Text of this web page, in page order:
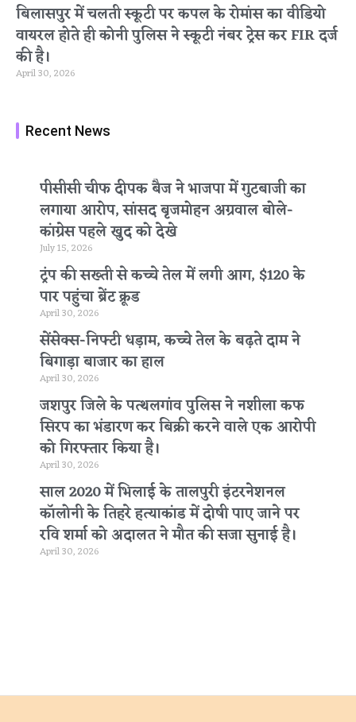
बिलासपुर में चलती स्कूटी पर कपल के रोमांस का वीडियो
वायरल होते ही कोनी पुलिस ने स्कूटी नंबर ट्रेस कर FIR दर्ज
की है।
April 30, 2026
Recent News
पीसीसी चीफ दीपक बैज ने भाजपा में गुटबाजी का
लगाया आरोप, सांसद बृजमोहन अग्रवाल बोले-
कांग्रेस पहले खुद को देखे
July 15, 2026
ट्रंप की सख्ती से कच्चे तेल में लगी आग, $120 के
पार पहुंचा ब्रेंट क्रूड
April 30, 2026
सेंसेक्स-निफ्टी धड़ाम, कच्चे तेल के बढ़ते दाम ने
बिगाड़ा बाजार का हाल
April 30, 2026
जशपुर जिले के पत्थलगांव पुलिस ने नशीला कफ
सिरप का भंडारण कर बिक्री करने वाले एक आरोपी
को गिरफ्तार किया है।
April 30, 2026
साल 2020 में भिलाई के तालपुरी इंटरनेशनल
कॉलोनी के तिहरे हत्याकांड में दोषी पाए जाने पर
रवि शर्मा को अदालत ने मौत की सजा सुनाई है।
April 30, 2026